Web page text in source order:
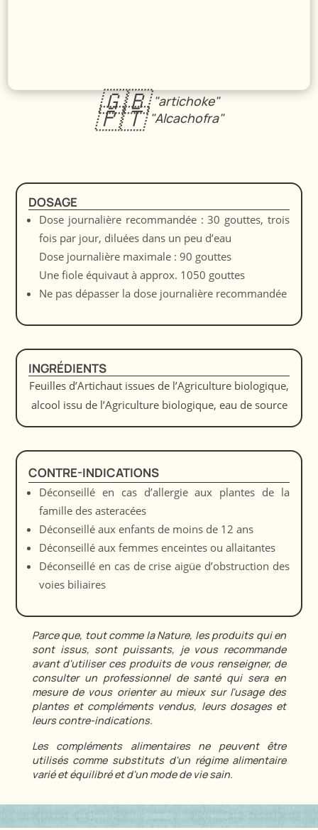
🇬🇧"artichoke"
🇵🇹"Alcachofra"
DOSAGE
Dose journalière recommandée : 30 gouttes, trois
fois par jour, diluées dans un peu d’eau
Dose journalière maximale : 90 gouttes
Une fiole équivaut à approx. 1050 gouttes
Ne pas dépasser la dose journalière recommandée
INGRÉDIENTS
Feuilles d’Artichaut issues de l’Agriculture biologique,
alcool issu de l’Agriculture biologique, eau de source
CONTRE-INDICATIONS
Déconseillé en cas d’allergie aux plantes de la
famille des asteracées
Déconseillé aux enfants de moins de 12 ans
Déconseillé aux femmes enceintes ou allaitantes
Déconseillé en cas de crise aigüe d’obstruction des
voies biliaires
Parce que, tout comme la Nature, les produits qui en
sont issus, sont puissants, je vous recommande
avant d'utiliser ces produits de vous renseigner, de
consulter un professionnel de santé qui sera en
mesure de vous orienter au mieux sur l'usage des
plantes et compléments vendus, leurs dosages et
leurs contre-indications.
Les compléments alimentaires ne peuvent être
utilisés comme substituts d'un régime alimentaire
varié et équilibré et d'un mode de vie sain.